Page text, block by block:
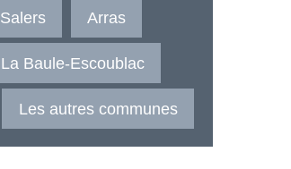
Salers Arras
La Baule-Escoublac
Les autres communes